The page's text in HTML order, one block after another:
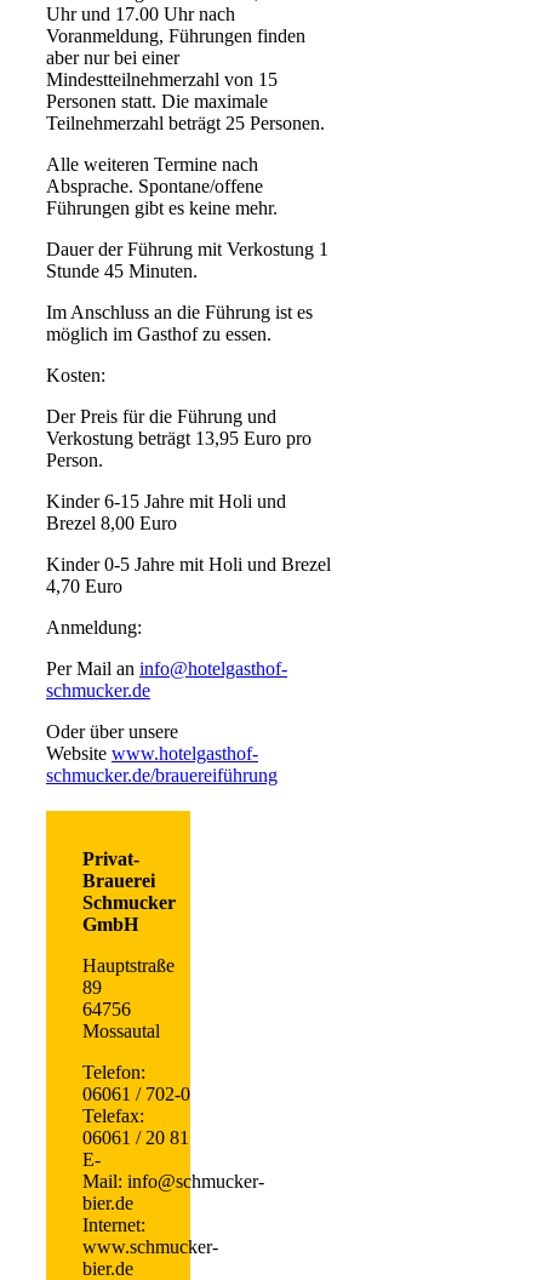
Uhr und 17.00 Uhr nach
Voranmeldung, Führungen finden
aber nur bei einer
Mindestteilnehmerzahl von 15
Personen statt. Die maximale
Teilnehmerzahl beträgt 25 Personen.
Alle weiteren Termine nach
Absprache. Spontane/offene
Führungen gibt es keine mehr.
Dauer der Führung mit Verkostung 1
Stunde 45 Minuten.
Im Anschluss an die Führung ist es
möglich im Gasthof zu essen.
Kosten:
Der Preis für die Führung und
Verkostung beträgt 13,95 Euro pro
Person.
Kinder 6-15 Jahre mit Holi und
Brezel 8,00 Euro
Kinder 0-5 Jahre mit Holi und Brezel
4,70 Euro
Anmeldung:
Per Mail an info@hotelgasthof-
schmucker.de
Oder über unsere
Website www.hotelgasthof-
schmucker.de/brauereiführung
Privat-
Brauerei
Schmucker
GmbH
Hauptstraße
89
64756
Mossautal
Telefon:
06061 / 702-0
Telefax:
06061 / 20 81
E-
Mail: info@schmucker-
bier.de
Internet:
www.schmucker-
bier.de